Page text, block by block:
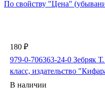
По свойству "Цена"
180 ₽
979-0-706363-24-0 Зебряк
класс, издательство
В наличии